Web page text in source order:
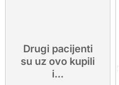
Drugi pacijenti
su uz ovo kupili
i...